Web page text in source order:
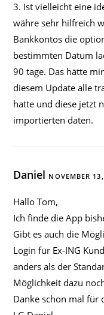
3. Ist vielleicht eine
währe sehr hilfreich
Bankkontos die
bestimmten Datum
90 tage. Das hätte
diesem Update alle
hatte und diese jetzt
importierten daten.
Daniel NOVEMBER
Hallo Tom,
Ich finde die App
Gibt es auch die
Login für Ex-ING
anders als der
Möglichkeit dazu
Danke schon mal für